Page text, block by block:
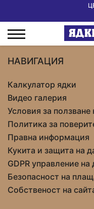
НАВИГАЦИЯ
Калкулатор ядки
Видео галерия
Условия за ползване
Политика за
Правна информация
Кукита и защита на
GDPR управление на
Безопасност на
Собственост на